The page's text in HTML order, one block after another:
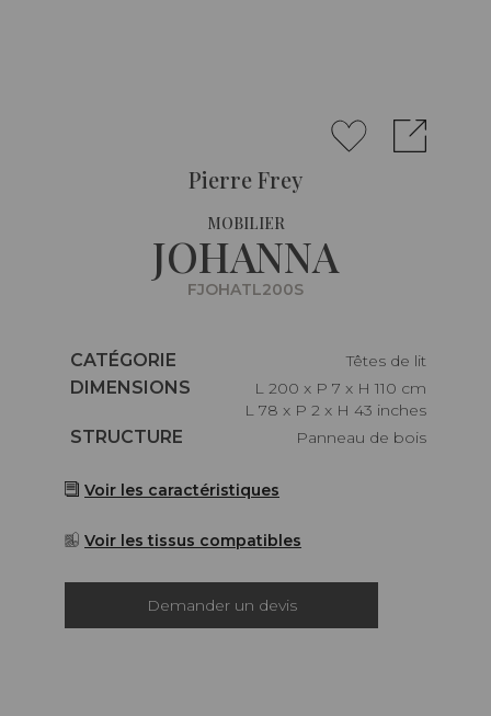
Pierre Frey
MOBILIER
JOHANNA
FJOHATL200S
Caractéristiques
CATÉGORIE
Têtes de lit
Caractéristiques
DIMENSIONS
L 200 x P 7 x H 110 cm
L 78 x P 2 x H 43 inches
Caractéristiques
STRUCTURE Panneau de bois
Voir les caractéristiques
Voir les tissus compatibles
Demander un devis